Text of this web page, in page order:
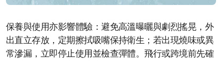
保養與使用亦影響體驗：避免高溫曝曬與劇烈搖晃，外
出直立存放，定期擦拭吸嘴保持衛生；若出現燒味或異
常滲漏，立即停止使用並檢查彈體。飛行或跨境前先確